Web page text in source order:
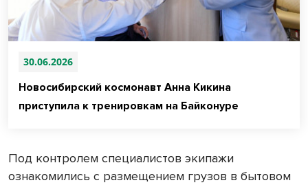
30.06.2026
Новосибирский космонавт Анна Кикина
приступила к тренировкам на Байконуре
Под контролем специалистов экипажи
ознакомились с размещением грузов в бытовом